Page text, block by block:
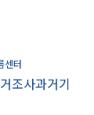
센터
조사과거기